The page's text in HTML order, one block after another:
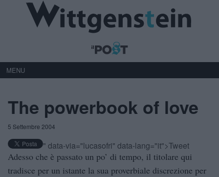
MENU
The powerbook of love
5 Settembre 2004
" data-via="lucasofri" data-lang="it">Tweet
Adesso che è passato un po’ di tempo, il titolare qui
tradisce per un istante la sua proverbiale discrezione per